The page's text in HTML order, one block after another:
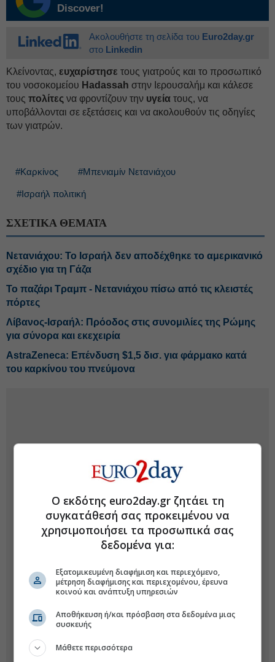
Discover!
Ακολουθήστε τη σελίδα του Euro2day.gr
στο Linkedin
Κλείνοντας, ευχαρίστησε τους γιατρούς και το προσωπικό
του νοσοκομείου Hadassah στην Ιερουσαλήμ και κάλεσε
τους πολίτες να φροντίζουν την υγεία τους, να
υποβάλλονται σε εξετάσεις και να ακολουθούν τις οδηγίες
των γιατρών.
#Καρκίνος #Μπενιαμίν Νετανιάχου
#Ισραήλ πολιτική
ΣΧΕΤΙΚΑ ΘΕΜΑΤΑ
Νετανιάχου: Το Ισραήλ δεν αποδέχθηκε το αμερικανικό
σχέδιο για τη Γάζα
Το παζάρι Τραμπ - Νετανιάχου πίσω από τις κλειστές
πόρτες
Λίβανος-Ισραήλ: Πρόοδος στις συνομιλίες της Ρώμης
για σύνορα και εκεχειρία
AstraZeneca: Επένδυση $1,5 δισ. για φάρμακο κατά
του καρκίνου του πνεύμονα
Ο εκδότης euro2day.gr ζητάει τη
συγκατάθεσή σας προκειμένου να
χρησιμοποιήσει τα προσωπικά σας
δεδομένα για:
Εξατομικευμένη διαφήμιση και περιεχόμενο,
μέτρηση διαφήμισης και περιεχομένου, έρευνα
κοινού και ανάπτυξη υπηρεσιών
Αποθήκευση ή/και πρόσβαση στα δεδομένα μιας
συσκευής
Μάθετε περισσότερα